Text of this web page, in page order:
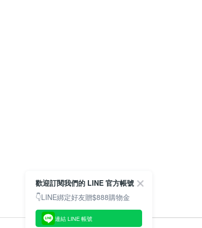
歡迎訂閱我們的 LINE 官方帳號
👇LINE綁定好友贈$888購物金
連結 LINE 帳號